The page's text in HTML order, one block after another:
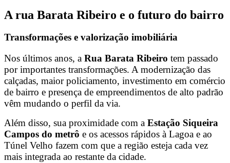
A rua Barata Ribeiro e o futuro do bairro
Transformações e valorização imobiliária
Nos últimos anos, a Rua Barata Ribeiro tem passado
por importantes transformações. A modernização das
calçadas, maior policiamento, investimento em comércio
de bairro e presença de empreendimentos de alto padrão
vêm mudando o perfil da via.
Além disso, sua proximidade com a Estação Siqueira
Campos do metrô e os acessos rápidos à Lagoa e ao
Túnel Velho fazem com que a região esteja cada vez
mais integrada ao restante da cidade.